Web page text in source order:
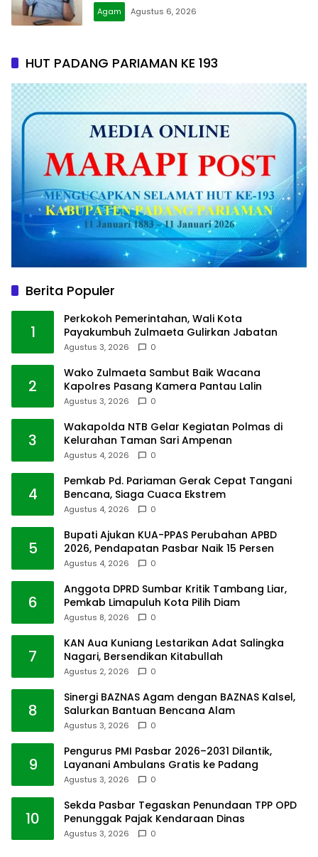
Agam Agustus 6, 2026
HUT PADANG PARIAMAN KE 193
Berita Populer
1
Perkokoh Pemerintahan, Wali Kota
Payakumbuh Zulmaeta Gulirkan Jabatan
Agustus 3, 2026 0
2
Wako Zulmaeta Sambut Baik Wacana
Kapolres Pasang Kamera Pantau Lalin
Agustus 3, 2026 0
3
Wakapolda NTB Gelar Kegiatan Polmas di
Kelurahan Taman Sari Ampenan
Agustus 4, 2026 0
4
Pemkab Pd. Pariaman Gerak Cepat Tangani
Bencana, Siaga Cuaca Ekstrem
Agustus 4, 2026 0
5
Bupati Ajukan KUA-PPAS Perubahan APBD
2026, Pendapatan Pasbar Naik 15 Persen
Agustus 4, 2026 0
6
Anggota DPRD Sumbar Kritik Tambang Liar,
Pemkab Limapuluh Kota Pilih Diam
Agustus 8, 2026 0
7
KAN Aua Kuniang Lestarikan Adat Salingka
Nagari, Bersendikan Kitabullah
Agustus 2, 2026 0
8
Sinergi BAZNAS Agam dengan BAZNAS Kalsel,
Salurkan Bantuan Bencana Alam
Agustus 3, 2026 0
9
Pengurus PMI Pasbar 2026–2031 Dilantik,
Layanani Ambulans Gratis ke Padang
Agustus 3, 2026 0
10
Sekda Pasbar Tegaskan Penundaan TPP OPD
Penunggak Pajak Kendaraan Dinas
Agustus 3, 2026 0